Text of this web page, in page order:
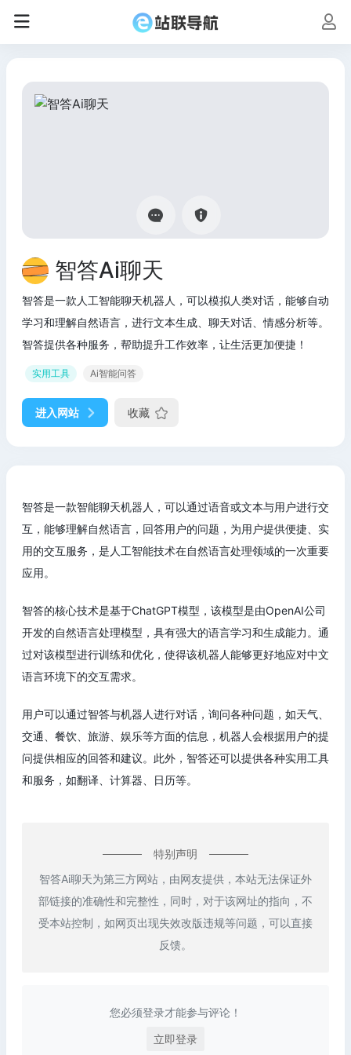
智答Ai聊天
智答是一款人工智能聊天机器人，可以模拟人类对话，能够自动
学习和理解自然语言，进行文本生成、聊天对话、情感分析等。
智答提供各种服务，帮助提升工作效率，让生活更加便捷！
实用工具 Ai智能问答
进入网站 收藏
智答是一款智能聊天机器人，可以通过语音或文本与用户进行交
互，能够理解自然语言，回答用户的问题，为用户提供便捷、实
用的交互服务，是人工智能技术在自然语言处理领域的一次重要
应用。
智答的核心技术是基于ChatGPT模型，该模型是由OpenAI公司
开发的自然语言处理模型，具有强大的语言学习和生成能力。通
过对该模型进行训练和优化，使得该机器人能够更好地应对中文
语言环境下的交互需求。
用户可以通过智答与机器人进行对话，询问各种问题，如天气、
交通、餐饮、旅游、娱乐等方面的信息，机器人会根据用户的提
问提供相应的回答和建议。此外，智答还可以提供各种实用工具
和服务，如翻译、计算器、日历等。
特别声明
智答Ai聊天为第三方网站，由网友提供，本站无法保证外
部链接的准确性和完整性，同时，对于该网址的指向，不
受本站控制，如网页出现失效改版违规等问题，可以直接
反馈。
您必须登录才能参与评论！
立即登录